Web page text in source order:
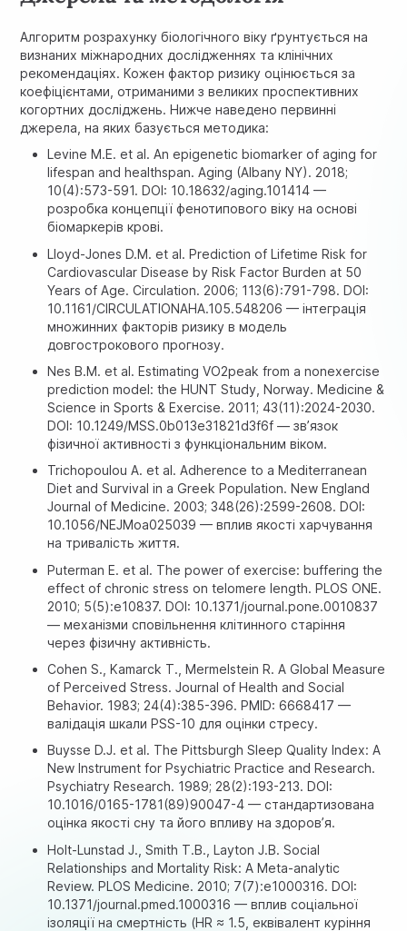
Алгоритм розрахунку біологічного віку ґрунтується на
визнаних міжнародних дослідженнях та клінічних
рекомендаціях. Кожен фактор ризику оцінюється за
коефіцієнтами, отриманими з великих проспективних
когортних досліджень. Нижче наведено первинні
джерела, на яких базується методика:
Levine M.E. et al. An epigenetic biomarker of aging for
lifespan and healthspan. Aging (Albany NY). 2018;
10(4):573-591. DOI: 10.18632/aging.101414 —
розробка концепції фенотипового віку на основі
біомаркерів крові.
Lloyd-Jones D.M. et al. Prediction of Lifetime Risk for
Cardiovascular Disease by Risk Factor Burden at 50
Years of Age. Circulation. 2006; 113(6):791-798. DOI:
10.1161/CIRCULATIONAHA.105.548206 — інтеграція
множинних факторів ризику в модель
довгострокового прогнозу.
Nes B.M. et al. Estimating VO2peak from a nonexercise
prediction model: the HUNT Study, Norway. Medicine &
Science in Sports & Exercise. 2011; 43(11):2024-2030.
DOI: 10.1249/MSS.0b013e31821d3f6f — зв’язок
фізичної активності з функціональним віком.
Trichopoulou A. et al. Adherence to a Mediterranean
Diet and Survival in a Greek Population. New England
Journal of Medicine. 2003; 348(26):2599-2608. DOI:
10.1056/NEJMoa025039 — вплив якості харчування
на тривалість життя.
Puterman E. et al. The power of exercise: buffering the
effect of chronic stress on telomere length. PLOS ONE.
2010; 5(5):e10837. DOI: 10.1371/journal.pone.0010837
— механізми сповільнення клітинного старіння
через фізичну активність.
Cohen S., Kamarck T., Mermelstein R. A Global Measure
of Perceived Stress. Journal of Health and Social
Behavior. 1983; 24(4):385-396. PMID: 6668417 —
валідація шкали PSS-10 для оцінки стресу.
Buysse D.J. et al. The Pittsburgh Sleep Quality Index: A
New Instrument for Psychiatric Practice and Research.
Psychiatry Research. 1989; 28(2):193-213. DOI:
10.1016/0165-1781(89)90047-4 — стандартизована
оцінка якості сну та його впливу на здоров’я.
Holt-Lunstad J., Smith T.B., Layton J.B. Social
Relationships and Mortality Risk: A Meta-analytic
Review. PLOS Medicine. 2010; 7(7):e1000316. DOI:
10.1371/journal.pmed.1000316 — вплив соціальної
ізоляції на смертність (HR ≈ 1.5, еквівалент куріння